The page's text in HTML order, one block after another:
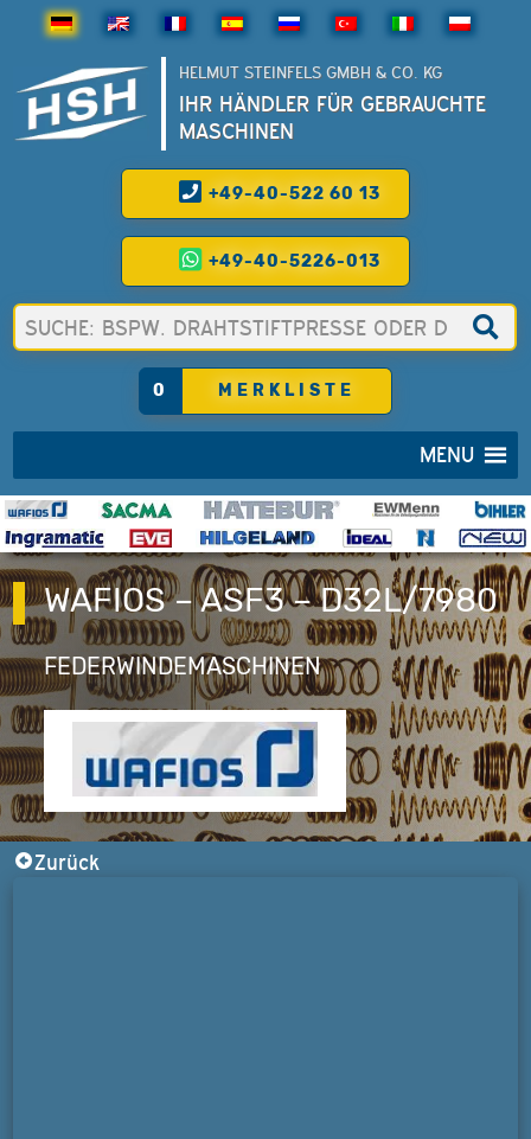
HELMUT STEINFELS GMBH & CO. KG
IHR HÄNDLER FÜR GEBRAUCHTE
MASCHINEN
+49-40-522 60 13
+49-40-5226-013
0 MERKLISTE
MENU
WAFIOS – ASF3 – D32L/7980
FEDERWINDEMASCHINEN
Zurück